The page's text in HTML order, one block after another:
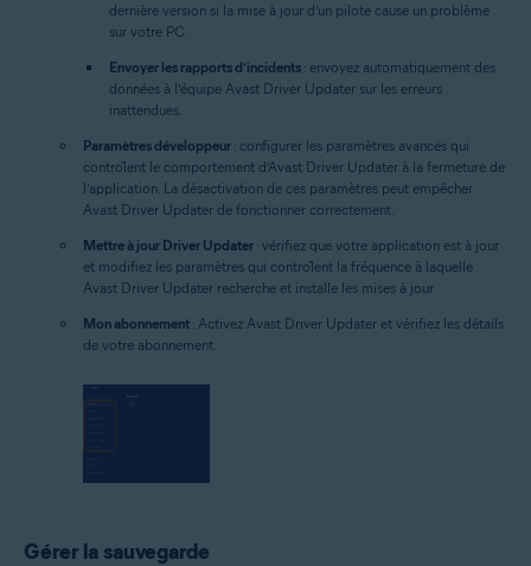
dernière version si la mise à jour d’un pilote cause un problème
sur votre PC.
Envoyer les rapports d’incidents : envoyez automatiquement des
données à l’équipe Avast Driver Updater sur les erreurs
inattendues.
Paramètres développeur : configurer les paramètres avancés qui
contrôlent le comportement d’Avast Driver Updater à la fermeture de
l’application. La désactivation de ces paramètres peut empêcher
Avast Driver Updater de fonctionner correctement.
Mettre à jour Driver Updater : vérifiez que votre application est à jour
et modifiez les paramètres qui contrôlent la fréquence à laquelle
Avast Driver Updater recherche et installe les mises à jour.
Mon abonnement : Activez Avast Driver Updater et vérifiez les détails
de votre abonnement.
Gérer la sauvegarde